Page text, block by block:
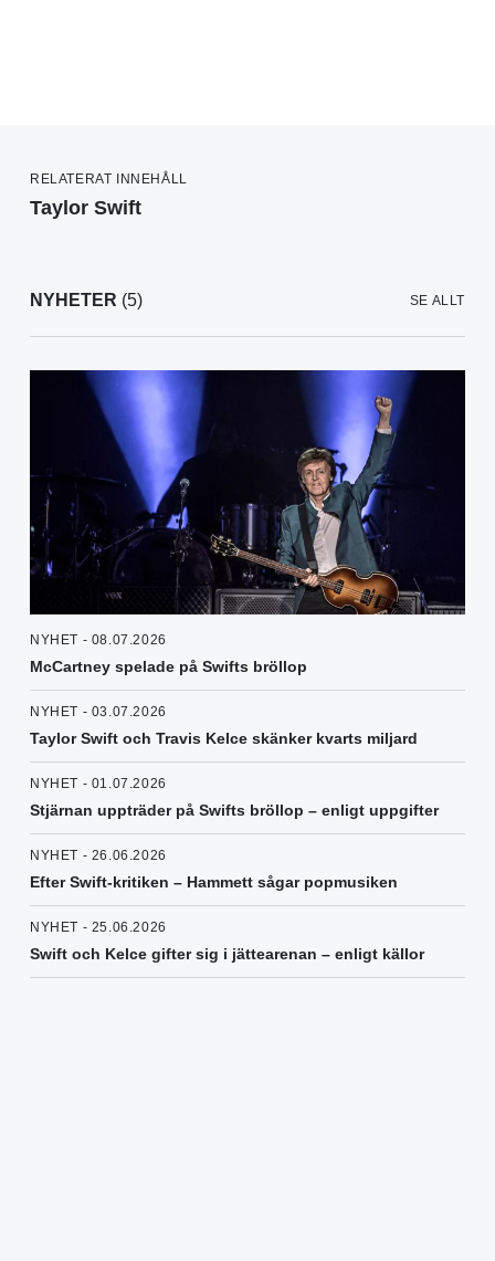
RELATERAT INNEHÅLL
Taylor Swift
NYHETER (5) SE ALLT
NYHET - 08.07.2026
McCartney spelade på Swifts bröllop
NYHET - 03.07.2026
Taylor Swift och Travis Kelce skänker kvarts miljard
NYHET - 01.07.2026
Stjärnan uppträder på Swifts bröllop – enligt uppgifter
NYHET - 26.06.2026
Efter Swift-kritiken – Hammett sågar popmusiken
NYHET - 25.06.2026
Swift och Kelce gifter sig i jättearenan – enligt källor